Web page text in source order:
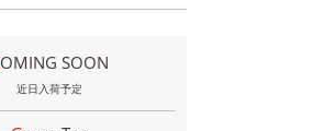
COMING SOON
近日入荷予定